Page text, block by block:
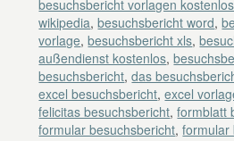
besuchsbericht vorlagen kostenlos
wikipedia,besuchsbericht word,
vorlage,besuchsbericht xls,
außendienst kostenlos,
besuchsbericht,das
excel besuchsbericht,excel
felicitas besuchsbericht,formblatt
formular besuchsbericht,formular